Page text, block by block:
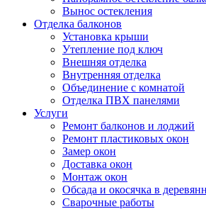
Вынос остекления
Отделка балконов
Установка крыши
Утепление под ключ
Внешняя отделка
Внутренняя отделка
Объединение с комнатой
Отделка ПВХ панелями
Услуги
Ремонт балконов и лоджий
Ремонт пластиковых окон
Замер окон
Доставка окон
Монтаж окон
Обсада и окосячка в
Сварочные работы